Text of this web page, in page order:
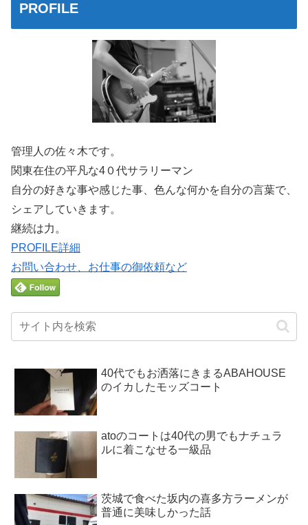
PROFILE
管理人の佐々木です。
関東在住の平凡な4０代サラリーマン
自分の好きな事や感じた事、色んな何かを自分の言葉で、
シェアしていきます。
継続は力。
PROFILE詳細
お問い合わせ、お仕事の御依頼など
40代でもお洒落にきまるABAHOUSE
のイカしたモッズコート
atoのコートは40代の男でもナチュラ
ルに着こなせる一級品
茨城で食べた坂内の喜多方ラーメンが
普通に美味しかった話